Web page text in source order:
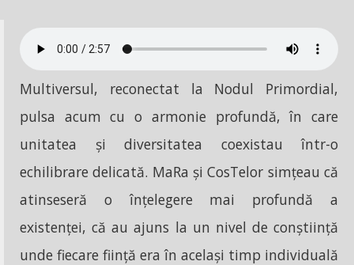
Multiversul, reconectat la Nodul Primordial,
pulsa acum cu o armonie profundă, în care
unitatea și diversitatea coexistau într-o
echilibrare delicată. MaRa și CosTelor simțeau că
atinseseră o înțelegere mai profundă a
existenței, că au ajuns la un nivel de conștiință
unde fiecare ființă era în același timp individuală